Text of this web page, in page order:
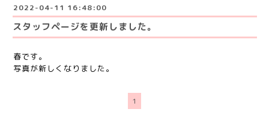
2022-04-11 16:48:00
スタッフページを更新しました。
春です。
写真が新しくなりました。
1